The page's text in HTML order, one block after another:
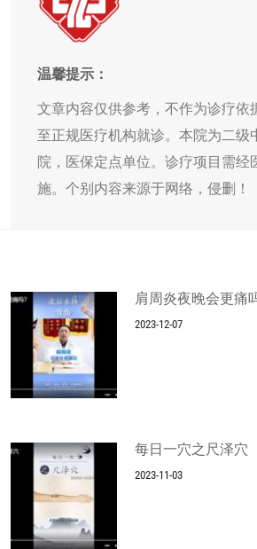
温馨提示：
文章内容仅供参考，不作为诊疗依
至正规医疗机构就诊。本院为二级
院，医保定点单位。诊疗项目需经
施。个别内容来源于网络，侵删！
肩周炎夜晚会更痛
2023-12-07
每日一穴之尺泽穴
2023-11-03